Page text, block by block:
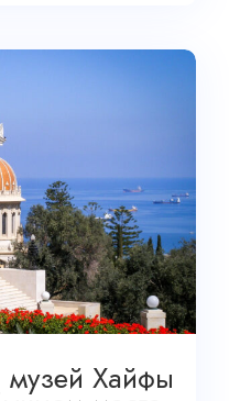
музей Хайфы